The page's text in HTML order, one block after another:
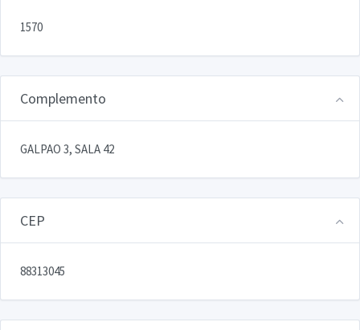
1570
Complemento
GALPAO 3, SALA 42
CEP
88313045